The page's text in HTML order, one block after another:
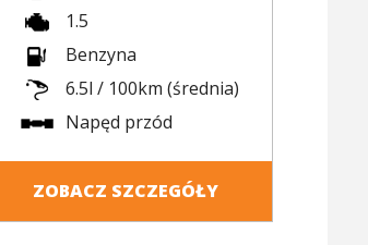
1.5
Benzyna
6.5l / 100km (średnia)
Napęd przód
ZOBACZ SZCZEGÓŁY